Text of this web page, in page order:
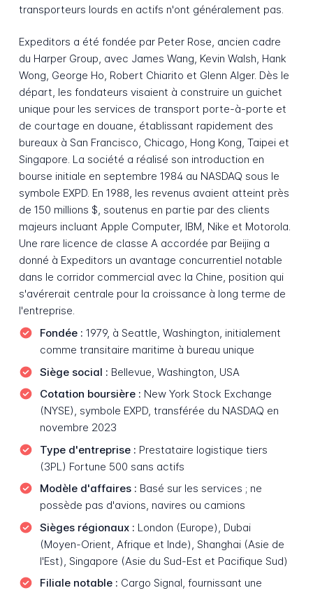
transporteurs lourds en actifs n'ont généralement pas.
Expeditors a été fondée par Peter Rose, ancien cadre
du Harper Group, avec James Wang, Kevin Walsh, Hank
Wong, George Ho, Robert Chiarito et Glenn Alger. Dès le
départ, les fondateurs visaient à construire un guichet
unique pour les services de transport porte-à-porte et
de courtage en douane, établissant rapidement des
bureaux à San Francisco, Chicago, Hong Kong, Taipei et
Singapore. La société a réalisé son introduction en
bourse initiale en septembre 1984 au NASDAQ sous le
symbole EXPD. En 1988, les revenus avaient atteint près
de 150 millions $, soutenus en partie par des clients
majeurs incluant Apple Computer, IBM, Nike et Motorola.
Une rare licence de classe A accordée par Beijing a
donné à Expeditors un avantage concurrentiel notable
dans le corridor commercial avec la Chine, position qui
s'avérerait centrale pour la croissance à long terme de
l'entreprise.
Fondée : 1979, à Seattle, Washington, initialement
comme transitaire maritime à bureau unique
Siège social : Bellevue, Washington, USA
Cotation boursière : New York Stock Exchange
(NYSE), symbole EXPD, transférée du NASDAQ en
novembre 2023
Type d'entreprise : Prestataire logistique tiers
(3PL) Fortune 500 sans actifs
Modèle d'affaires : Basé sur les services ; ne
possède pas d'avions, navires ou camions
Sièges régionaux : London (Europe), Dubai
(Moyen-Orient, Afrique et Inde), Shanghai (Asie de
l'Est), Singapore (Asie du Sud-Est et Pacifique Sud)
Filiale notable : Cargo Signal, fournissant une